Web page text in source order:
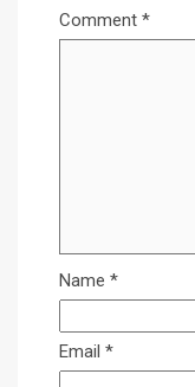
Comment *
Name *
Email *